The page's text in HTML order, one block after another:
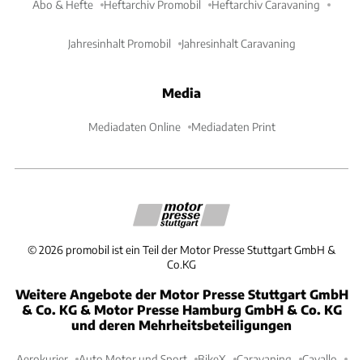
Abo & Hefte Heftarchiv Promobil Heftarchiv Caravaning
Jahresinhalt Promobil Jahresinhalt Caravaning
Media
Mediadaten Online Mediadaten Print
©2026 promobil ist ein Teil der Motor Presse Stuttgart GmbH &
Co.KG
Weitere Angebote der Motor Presse Stuttgart GmbH
& Co. KG & Motor Presse Hamburg GmbH & Co. KG
und deren Mehrheitsbeteiligungen